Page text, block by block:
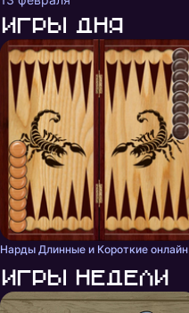
Игры дня
Нарды Длинные и Короткие онлайн
Игры недели